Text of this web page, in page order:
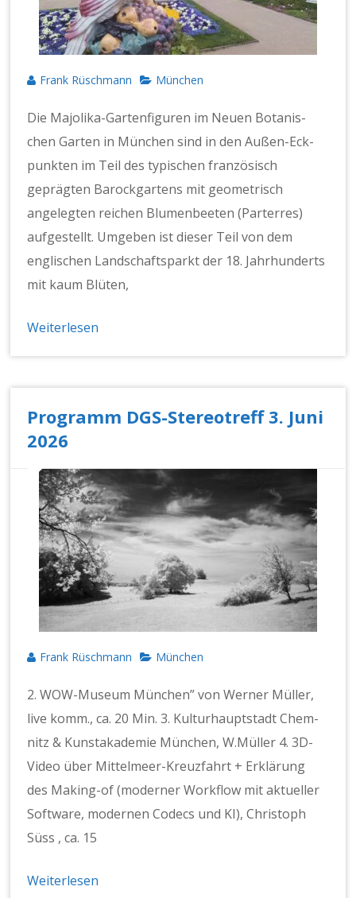
Frank Rüschmann München
Die Majo­li­­ka-Garten­­fig­uren im Neuen Botanis­
chen Garten in München sind in den Außen-Eck­­
punk­ten im Teil des typ­is­chen franzö­sisch
geprägten Barock­gartens mit geometrisch
angelegten reichen Blu­men­beeten (Parter­res)
aufgestellt. Umgeben ist dieser Teil von dem
englis­chen Land­schaftsparkt der 18. Jahrhun­derts
mit kaum Blüten,
Weiterlesen
Programm DGS-Stereotreff 3. Juni
2026
Frank Rüschmann München
2. WOW-Muse­um München” von Wern­er Müller,
live komm., ca. 20 Min. 3. Kul­turhaupt­stadt Chem­
nitz & Kun­stakademie München, W.Müller 4. 3D-
Video über Mit­telmeer-Kreuz­­fahrt + Erk­lärung
des Mak­ing-of (mod­ern­er Work­flow mit aktueller
Soft­ware, mod­er­nen Codecs und KI), Christoph
Süss , ca. 15
Weiterlesen